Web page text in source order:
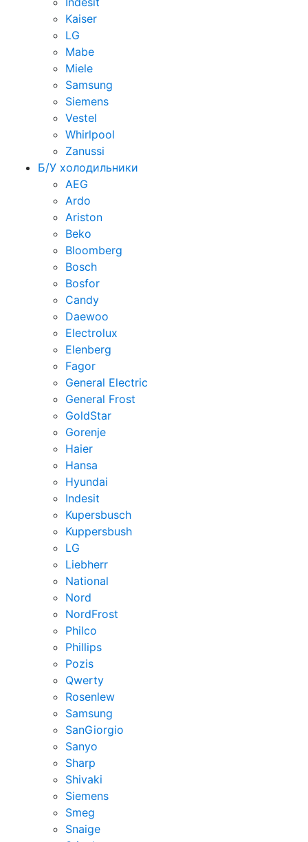
Kaiser
LG
Mabe
Miele
Samsung
Siemens
Vestel
Whirlpool
Zanussi
Б/У холодильники
AEG
Ardo
Ariston
Beko
Bloomberg
Bosch
Bosfor
Candy
Daewoo
Electrolux
Elenberg
Fagor
General Electric
General Frost
GoldStar
Gorenje
Haier
Hansa
Hyundai
Indesit
Kupersbusch
Kuppersbush
LG
Liebherr
National
Nord
NordFrost
Philco
Phillips
Pozis
Qwerty
Rosenlew
Samsung
SanGiorgio
Sanyo
Sharp
Shivaki
Siemens
Smeg
Snaige